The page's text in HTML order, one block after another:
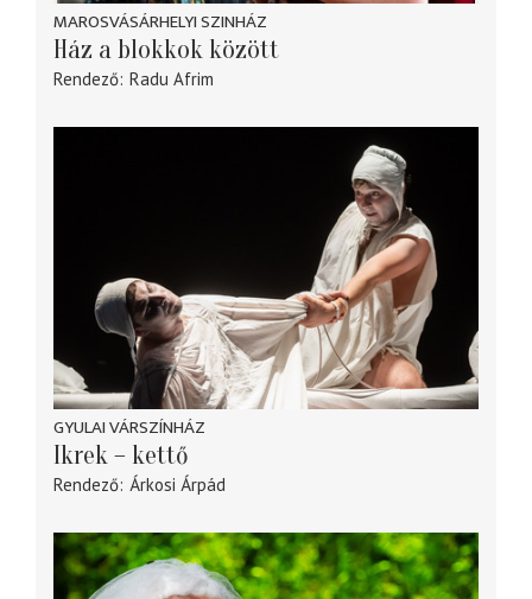
MAROSVÁSÁRHELYI SZINHÁZ
Ház a blokkok között
Rendező Radu Afrim
GYULAI VÁRSZÍNHÁZ
Ikrek – kettő
Rendező Árkosi Árpád